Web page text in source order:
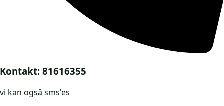
Kontakt: 81616355
vi kan også sms'es